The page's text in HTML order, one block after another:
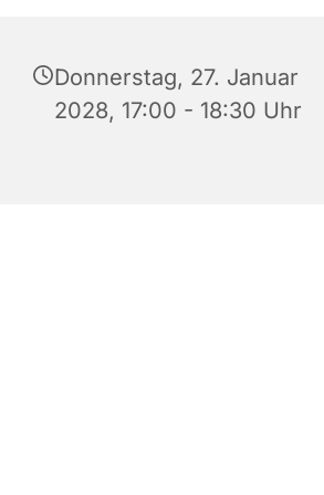
Donnerstag, 27. Januar
2028, 17:00 - 18:30 Uhr